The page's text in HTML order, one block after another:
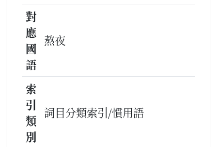
對
應
國
語
熬夜
索
引
類
別
詞目分類索引/慣用語